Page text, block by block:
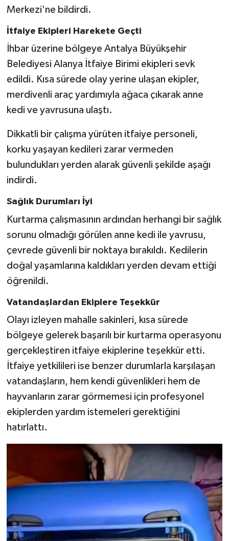
Merkezi'ne bildirdi.
İtfaiye Ekipleri Harekete Geçti
İhbar üzerine bölgeye Antalya Büyükşehir
Belediyesi Alanya İtfaiye Birimi ekipleri sevk
edildi. Kısa sürede olay yerine ulaşan ekipler,
merdivenli araç yardımıyla ağaca çıkarak anne
kedi ve yavrusuna ulaştı.
Dikkatli bir çalışma yürüten itfaiye personeli,
korku yaşayan kedileri zarar vermeden
bulundukları yerden alarak güvenli şekilde aşağı
indirdi.
Sağlık Durumları İyi
Kurtarma çalışmasının ardından herhangi bir sağlık
sorunu olmadığı görülen anne kedi ile yavrusu,
çevrede güvenli bir noktaya bırakıldı. Kedilerin
doğal yaşamlarına kaldıkları yerden devam ettiği
öğrenildi.
Vatandaşlardan Ekiplere Teşekkür
Olayı izleyen mahalle sakinleri, kısa sürede
bölgeye gelerek başarılı bir kurtarma operasyonu
gerçekleştiren itfaiye ekiplerine teşekkür etti.
İtfaiye yetkilileri ise benzer durumlarla karşılaşan
vatandaşların, hem kendi güvenlikleri hem de
hayvanların zarar görmemesi için profesyonel
ekiplerden yardım istemeleri gerektiğini
hatırlattı.